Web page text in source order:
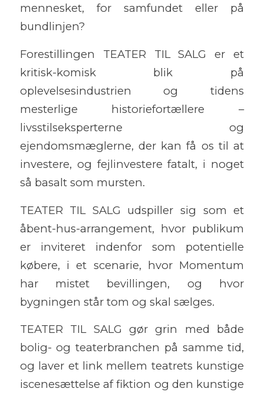
mennesket, for samfundet eller på
bundlinjen?
Forestillingen TEATER TIL SALG er et
kritisk-komisk blik på
oplevelsesindustrien og tidens
mesterlige historiefortællere –
livsstilseksperterne og
ejendomsmæglerne, der kan få os til at
investere, og fejlinvestere fatalt, i noget
så basalt som mursten.
TEATER TIL SALG udspiller sig som et
åbent-hus-arrangement, hvor publikum
er inviteret indenfor som potentielle
købere, i et scenarie, hvor Momentum
har mistet bevillingen, og hvor
bygningen står tom og skal sælges.
TEATER TIL SALG gør grin med både
bolig- og teaterbranchen på samme tid,
og laver et link mellem teatrets kunstige
iscenesættelse af fiktion og den kunstige